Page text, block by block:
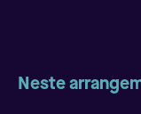
Neste